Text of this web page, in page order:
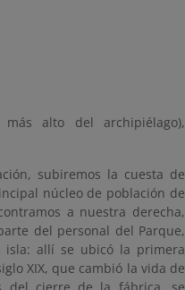
alto del archipiélago),
subiremos la cuesta de
núcleo de población de
a nuestra derecha,
del personal del Parque,
allí se ubicó la primera
XIX, que cambió la vida de